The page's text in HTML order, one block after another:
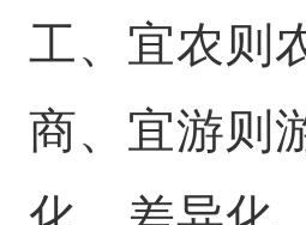
工、宜农则
商、宜游则